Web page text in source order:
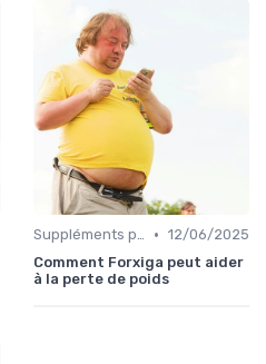
Suppléments pour la perte de poids • 12/06/2025
Comment Forxiga peut aider
à la perte de poids